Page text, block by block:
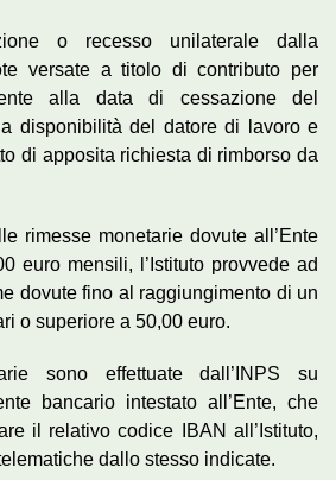
o recesso unilaterale dalla
versate a titolo di contributo per
alla data di cessazione del
disponibilità del datore di lavoro e
di apposita richiesta di rimborso da
rimesse monetarie dovute all’Ente
euro mensili, l’Istituto provvede ad
dovute fino al raggiungimento di un
o superiore a 50,00 euro.
sono effettuate dall’INPS su
bancario intestato all’Ente, che
il relativo codice IBAN all’Istituto,
dallo stesso indicate.